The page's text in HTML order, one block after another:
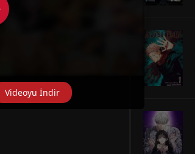
Videoyu İndir